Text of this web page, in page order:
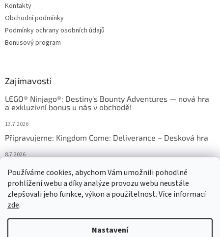
Používáme cookies, abychom Vám umožnili pohodlné
prohlížení webu a díky analýze provozu webu neustále
zlepšovali jeho funkce, výkon a použitelnost. Více informací
zde.
Nastavení
Kontakty
Obchodní podmínky
Podmínky ochrany osobních údajů
Bonusový program
Zajímavosti
LEGO® Ninjago®: Destiny's Bounty Adventures — nová hra
a exkluzivní bonus u nás v obchodě!
13.7.2026
Připravujeme: Kingdom Come: Deliverance – Desková hra
8.7.2026
Nejlepší deskové hry: výběr, který frčí v celém Česku
18.6.2026